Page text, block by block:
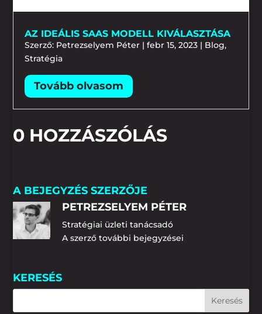
AZ IDEÁLIS SAAS MODELL KIVÁLASZTÁSA
Szerző: Petrezselyem Péter |febr 15, 2023 | Blog,
Stratégia
0 HOZZÁSZÓLÁS
A BEJEGYZÉS SZERZŐJE
PETREZSELYEM PÉTER
Stratégiai üzleti tanácsadó
A szerző további bejegyzései
KERESÉS